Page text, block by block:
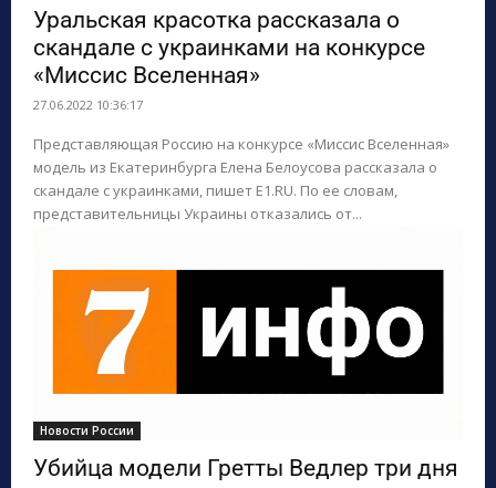
Уральская красотка рассказала о
скандале с украинками на конкурсе
«Миссис Вселенная»
27.06.2022 10:36:17
Представляющая Россию на конкурсе «Миссис Вселенная»
модель из Екатеринбурга Елена Белоусова рассказала о
скандале с украинками, пишет E1.RU. По ее словам,
представительницы Украины отказались от...
Новости России
Убийца модели Гретты Ведлер три дня